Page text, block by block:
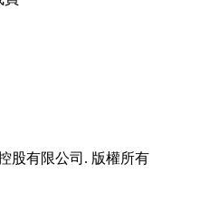
股有限公司. 版權所有